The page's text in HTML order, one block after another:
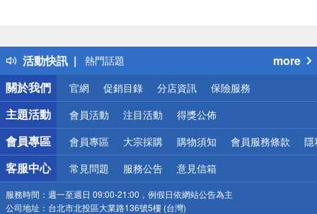
活動快訊
得獎公告
熱門話題
銀行優惠
偏遠地區配送
詐騙網頁！請小心！
more
關於我們
官網 促銷目錄 分店資訊 保險服務
主題活動 會員活動 注目活動 得獎公佈
會員專區 會員專區 大宗採購 購物須知 會員服務條款 隱
客服中心 常見問題 服務公告 意見信箱
服務時間： 週一至週日 09:00-21:00，例假日依網站公告為主
公司地址： 台北市北投區大業路136號5樓 (台灣)